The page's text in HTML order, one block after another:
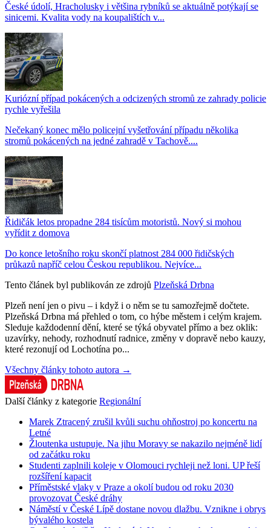
České údolí, Hracholusky i většina rybníků se aktuálně potýkají se
sinicemi. Kvalita vody na koupalištích v...
Kuriózní případ pokácených a odcizených stromů ze zahrady policie
rychle vyřešila
Nečekaný konec mělo policejní vyšetřování případu několika
stromů pokácených na jedné zahradě v Tachově....
Řidičák letos propadne 284 tisícům motoristů. Nový si mohou
vyřídit z domova
Do konce letošního roku skončí platnost 284 000 řidičských
průkazů napříč celou Českou republikou. Nejvíce...
Tento článek byl publikován ze zdrojů Plzeňská Drbna
Plzeň není jen o pivu – i když i o něm se tu samozřejmě dočtete.
Plzeňská Drbna má přehled o tom, co hýbe městem i celým krajem.
Sleduje každodenní dění, které se týká obyvatel přímo a bez oklik:
uzavírky, nehody, rozhodnutí radnice, změny v dopravě nebo kauzy,
které rezonují od Lochotína po...
Všechny články tohoto autora →
Další články z kategorie Regionální
Marek Ztracený zrušil kvůli suchu ohňostroj po koncertu na
Letné
Žloutenka ustupuje. Na jihu Moravy se nakazilo nejméně lidí
od začátku roku
Studenti zaplnili koleje v Olomouci rychleji než loni. UP řeší
rozšíření kapacit
Příměstské vlaky v Praze a okolí budou od roku 2030
provozovat České dráhy
Náměstí v České Lípě dostane novou dlažbu. Vznikne i obrys
bývalého kostela